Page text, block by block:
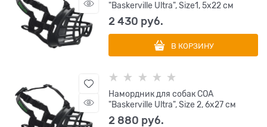
"Baskerville Ultra", Size1, 5х22 см
2 430 руб.
В КОРЗИНУ
Намордник для собак COA
"Baskerville Ultra", Size 2, 6х27 см
2 880 руб.